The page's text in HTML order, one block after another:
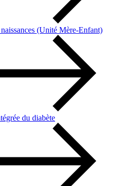
(Unité Mère-Enfant)
du diabète